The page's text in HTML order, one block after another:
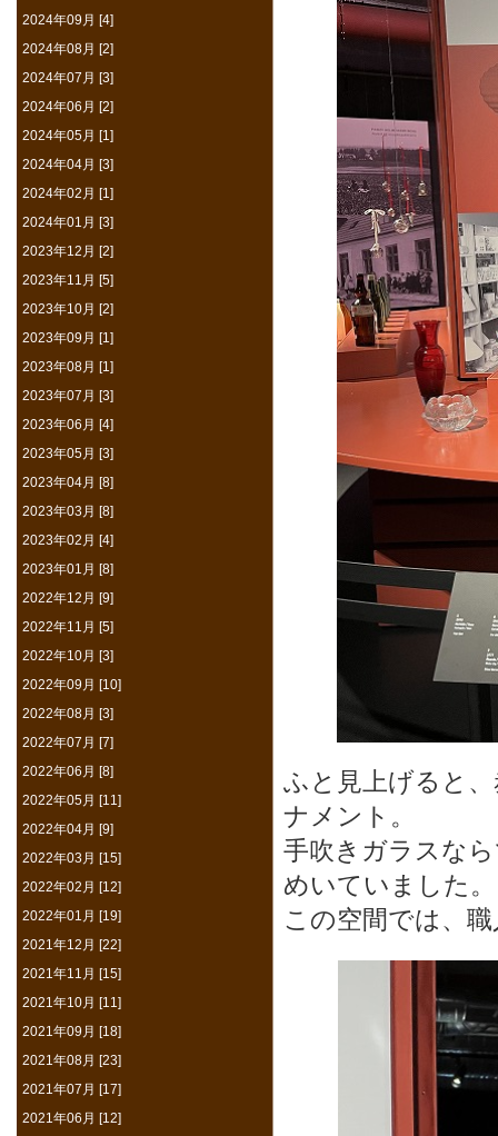
ふと見上げると
ナメント。
手吹きガラスな
めいていました。
この空間では、
2024年09月 [4]
2024年08月 [2]
2024年07月 [3]
2024年06月 [2]
2024年05月 [1]
2024年04月 [3]
2024年02月 [1]
2024年01月 [3]
2023年12月 [2]
2023年11月 [5]
2023年10月 [2]
2023年09月 [1]
2023年08月 [1]
2023年07月 [3]
2023年06月 [4]
2023年05月 [3]
2023年04月 [8]
2023年03月 [8]
2023年02月 [4]
2023年01月 [8]
2022年12月 [9]
2022年11月 [5]
2022年10月 [3]
2022年09月 [10]
2022年08月 [3]
2022年07月 [7]
2022年06月 [8]
2022年05月 [11]
2022年04月 [9]
2022年03月 [15]
2022年02月 [12]
2022年01月 [19]
2021年12月 [22]
2021年11月 [15]
2021年10月 [11]
2021年09月 [18]
2021年08月 [23]
2021年07月 [17]
2021年06月 [12]